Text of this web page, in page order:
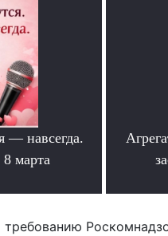
— навсегда.
марта
требованию